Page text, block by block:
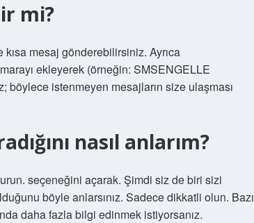
mi?
mesaj gönderebilirsiniz. Ayrıca
ekleyerek (örneğin: SMSENGELLE
istenmeyen mesajların size ulaşması
nasıl anlarım?
seçeneğini açarak. Şimdi siz de biri sizi
böyle anlarsınız. Sadece dikkatli olun. Bazı
daha fazla bilgi edinmek istiyorsanız.